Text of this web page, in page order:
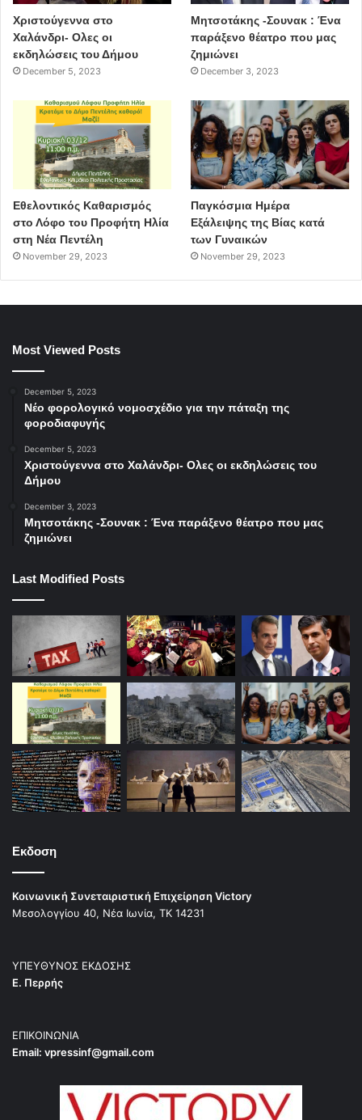
Χριστούγεννα στο
Χαλάνδρι- Ολες οι
εκδηλώσεις του Δήμου
December 5, 2023
Μητσοτάκης -Σουνακ : Ένα
παράξενο θέατρο που μας
ζημιώνει
December 3, 2023
Εθελοντικός Καθαρισμός
στο Λόφο του Προφήτη Ηλία
στη Νέα Πεντέλη
November 29, 2023
Παγκόσμια Ημέρα
Εξάλειψης της Βίας κατά
των Γυναικών
November 29, 2023
Most Viewed Posts
December 5, 2023
Νέο φορολογικό νομοσχέδιο για την πάταξη της
φοροδιαφυγής
December 5, 2023
Χριστούγεννα στο Χαλάνδρι- Ολες οι εκδηλώσεις του
Δήμου
December 3, 2023
Μητσοτάκης -Σουνακ : Ένα παράξενο θέατρο που μας
ζημιώνει
Last Modified Posts
Εκδοση
Κοινωνική Συνεταιριστική Επιχείρηση Victory
Μεσολογγίου 40, Νέα Ιωνία, ΤΚ 14231
ΥΠΕΥΘΥΝΟΣ ΕΚΔΟΣΗΣ
Ε. Περρής
ΕΠΙΚΟΙΝΩΝΙΑ
Email: vpressinf@gmail.com